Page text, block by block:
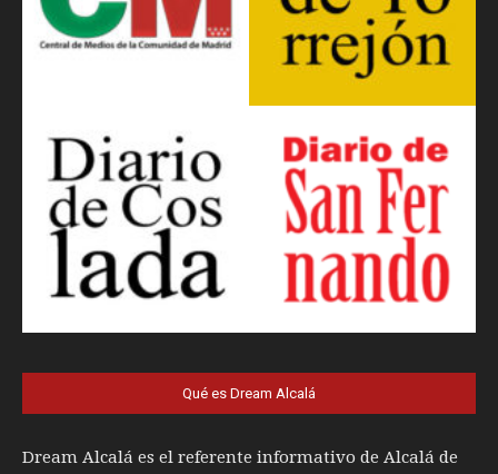
Qué es Dream Alcalá
Dream Alcalá es el referente informativo de Alcalá de